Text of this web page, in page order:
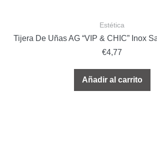
Estética
Tijera De Uñas AG “VIP & CHIC” Inox
€4,77
Añadir al carrito